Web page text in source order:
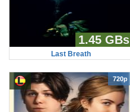
1.45 GBs
Last Breath
720p